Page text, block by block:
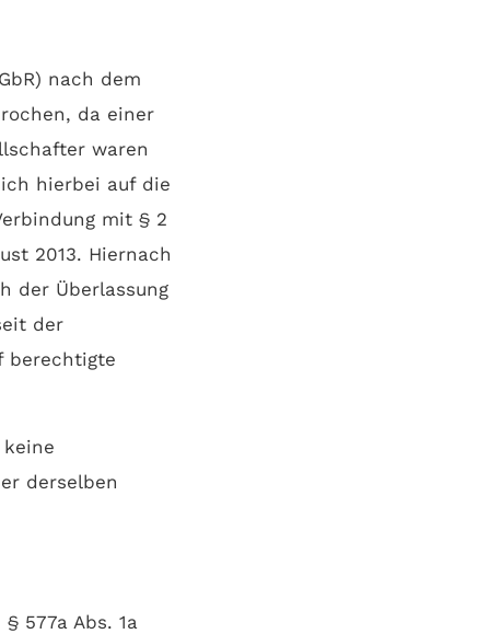
nach dem
da einer
waren
hierbei auf die
mit § 2
2013. Hiernach
der Überlassung
der
berechtigte
keine
derselben
577a Abs. 1a